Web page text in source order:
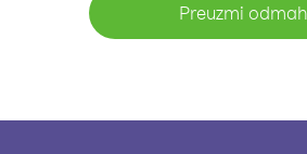
Preuzmi odmah